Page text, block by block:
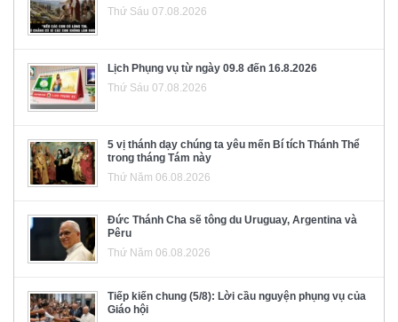
Thứ Sáu 07.08.2026
Lịch Phụng vụ từ ngày 09.8 đến 16.8.2026
Thứ Sáu 07.08.2026
5 vị thánh dạy chúng ta yêu mến Bí tích Thánh Thể
trong tháng Tám này
Thứ Năm 06.08.2026
Đức Thánh Cha sẽ tông du Uruguay, Argentina và
Pêru
Thứ Năm 06.08.2026
Tiếp kiến chung (5/8): Lời cầu nguyện phụng vụ của
Giáo hội